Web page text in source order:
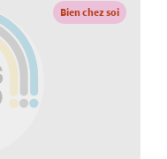
Bien chez soi